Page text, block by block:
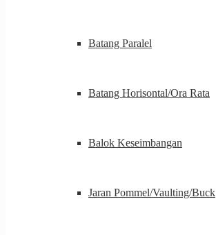
Batang Paralel
Batang Horisontal/Ora Rata
Balok Keseimbangan
Jaran Pommel/Vaulting/Buck